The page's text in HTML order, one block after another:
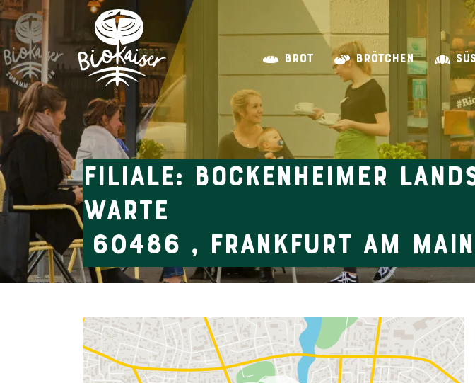
BROT BRÖTCHEN
Filiale: Bockenheimer
Warte
60486 , Frankfurt am Main